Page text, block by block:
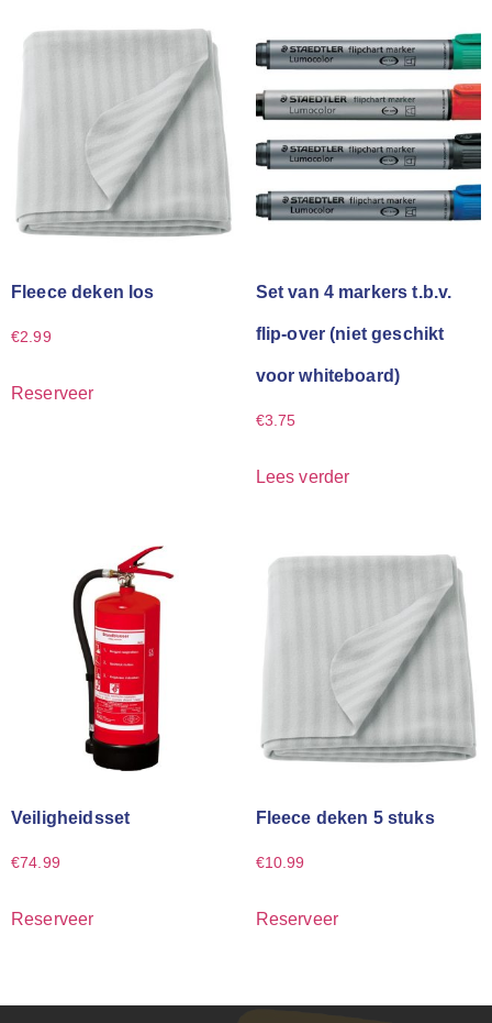
Fleece deken los
€2.99
Reserveer
Set van 4 markers t.b.v.
flip-over (niet geschikt
voor whiteboard)
€3.75
Lees verder
Veiligheidsset
€74.99
Reserveer
Fleece deken 5 stuks
€10.99
Reserveer